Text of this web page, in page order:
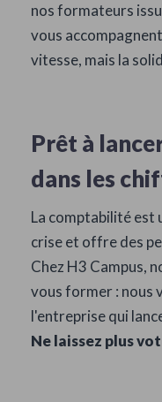
nos formateurs
vous
vitesse, mais la
Prêt à
dans les
La comptabilité est
crise et offre des
Chez H3 Campus,
vous former : nous
l'entreprise qui
Ne laissez plus